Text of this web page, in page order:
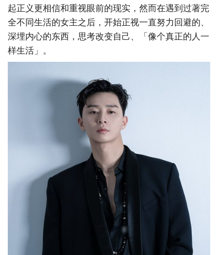
起正义更相信和重视眼前的现实，然而在遇到过著完
全不同生活的女主之后，开始正视一直努力回避的、
深埋内心的东西，思考改变自己、「像个真正的人一
样生活」。